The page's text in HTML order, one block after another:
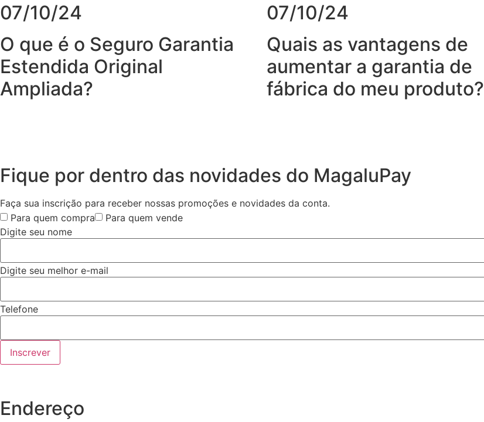
07/10/24
O que é o Seguro Garantia
Estendida Original
Ampliada?
07/10/24
Quais as vantagens de
aumentar a garantia de
fábrica do meu produto?
Fique por dentro das novidades do MagaluPay
Faça sua inscrição para receber nossas promoções e novidades da conta.
Para quem compra
Para quem vende
Digite seu nome
Digite seu melhor e-mail
Telefone
Inscrever
Endereço